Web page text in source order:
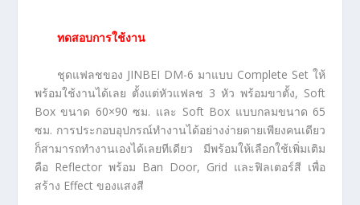
ทดสอบการใช้งาน
ชุดแฟลชของ JINBEI DM-6 มาแบบ Complete Set ให้
พร้อมใช้งานได้เลย ตั้งแต่หัวแฟลช 3 หัว พร้อมขาตั้ง, Soft
Box ขนาด 60×90 ซม. และ Soft Box แบบกลมขนาด 65
ซม. การประกอบอุปกรณ์ทำงานได้อย่างง่ายดายเพียงคนเดียว
ก็สามารถทำงานเองได้เลยทีเดียว มีพร้อมให้เลือกใช้เพิ่มเติม
คือ Reflector พร้อม Ban Door, Grid และฟิลเตอร์สี เพื่อ
สร้าง Effect ของแสงสี